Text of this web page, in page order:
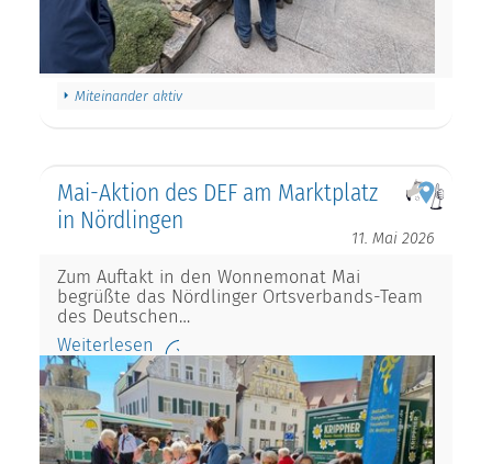
Miteinander aktiv
Mai-Aktion des DEF am Marktplatz
in Nördlingen
11. Mai 2026
Zum Auftakt in den Wonnemonat Mai
begrüßte das Nördlinger Ortsverbands-Team
des Deutschen…
Weiterlesen